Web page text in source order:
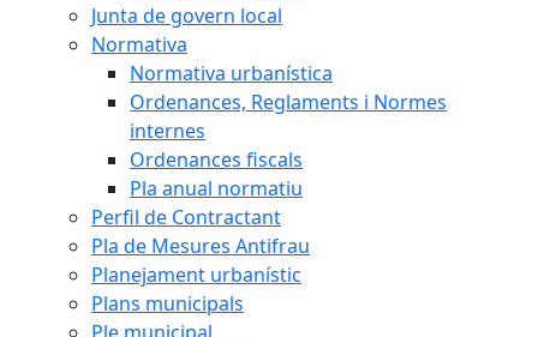
Junta de govern local
Normativa
Normativa urbanística
Ordenances, Reglaments i Normes
internes
Ordenances fiscals
Pla anual normatiu
Perfil de Contractant
Pla de Mesures Antifrau
Planejament urbanístic
Plans municipals